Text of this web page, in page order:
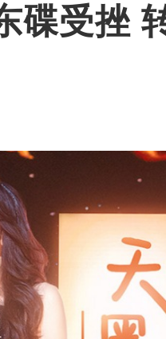
碟受挫